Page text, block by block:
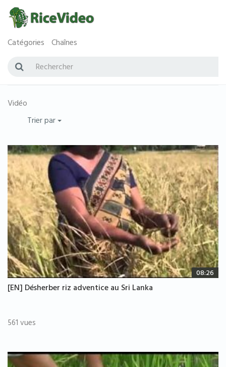
Catégories Chaînes
Vidéo
Trier par
08:26
[EN] Désherber riz adventice au Sri Lanka
561 vues